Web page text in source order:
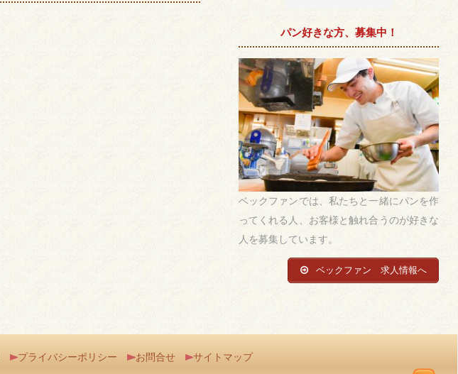
パン好きな方、募集中！
ベックファンでは、私たちと一緒にパンを作
ってくれる人、お客様と触れ合うのが好きな
人を募集しています。
ベックファン 求人情報へ
プライバシーポリシー お問合せ サイトマップ